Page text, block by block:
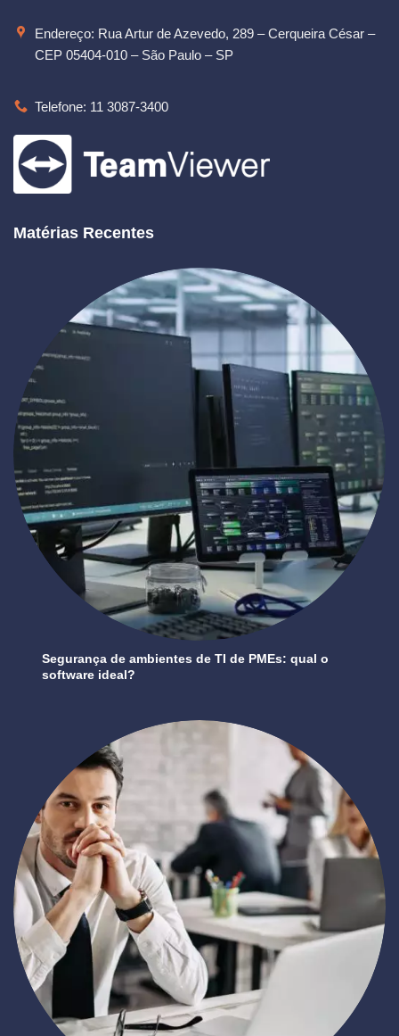
Endereço: Rua Artur de Azevedo, 289 – Cerqueira César –
CEP 05404-010 – São Paulo – SP
Telefone: 11 3087-3400
Matérias Recentes
Segurança de ambientes de TI de PMEs: qual o
software ideal?